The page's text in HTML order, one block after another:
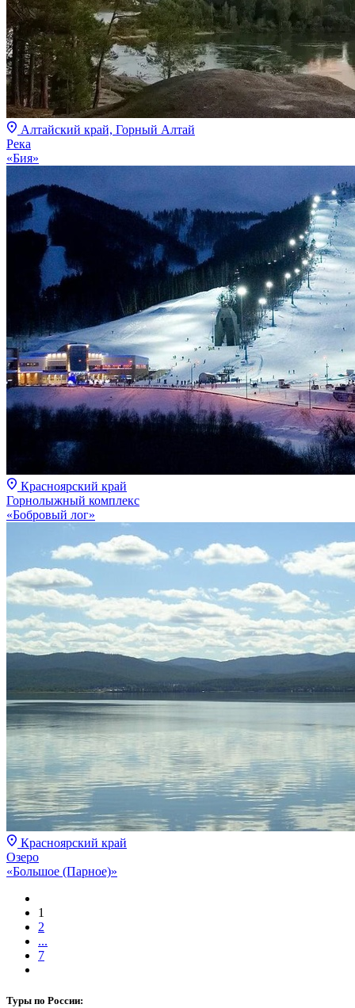
Алтайский край, Горный Алтай
Река
«Бия»
Красноярский край
Горнолыжный комплекс
«Бобровый лог»
Красноярский край
Озеро
«Большое (Парное)»
1
2
...
7
Туры по России: